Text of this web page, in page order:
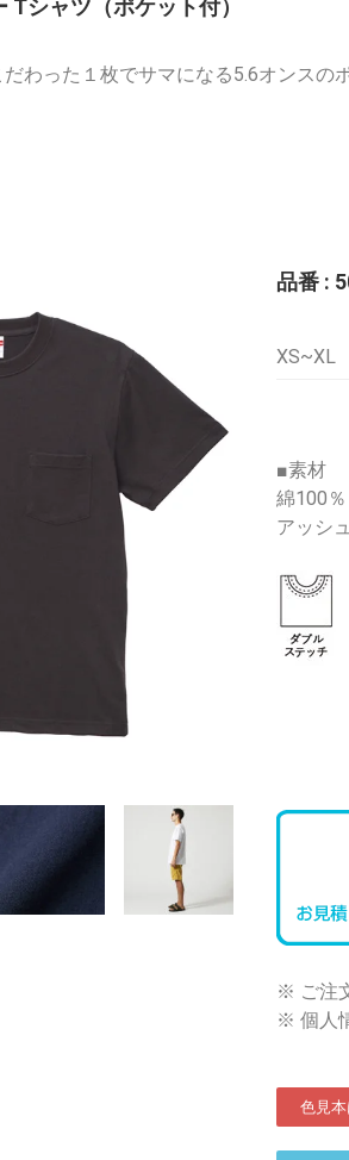
シャツ（ポケット付）
わった１枚でサマになる5.6オンスの
品番 :
XS~XL
■素材
綿100％
アッシ
※ ご注
※ 個人
色見